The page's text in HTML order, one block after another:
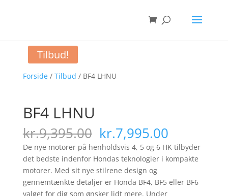
Forside/ Tilbud / BF4 LHNU
Tilbud!
BF4 LHNU
kr.9,395.00 Den
oprindelige
pris
var:
kr.9,395.00.
kr.7,995.00Den
aktuelle
pris
er:
De nye motorer på henholdsvis 4, 5 og 6 HK tilbyder
det bedste indenfor Hondas teknologier i kompakte
motorer. Med sit nye stilrene design og
gennemtænkte detaljer er Honda BF4, BF5 eller BF6
valget for dig som ønsker lidt mere. Under